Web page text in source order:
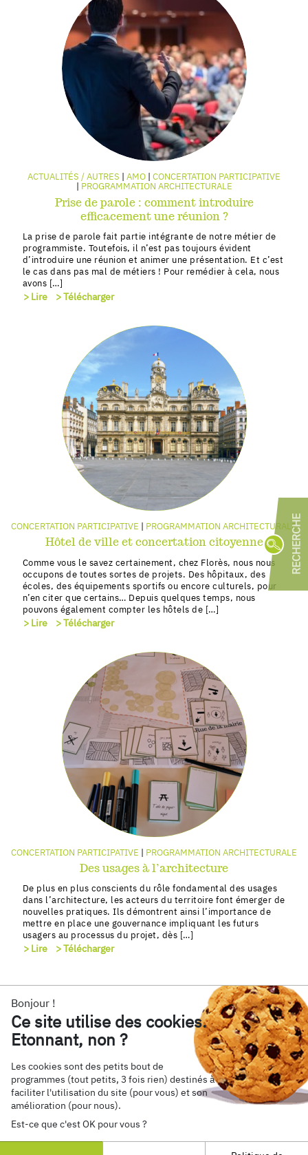
ACTUALITÉS / AUTRES AMO CONCERTATION PARTICIPATIVE
PROGRAMMATION ARCHITECTURALE
Prise de parole : comment introduire
efficacement une réunion ?
La prise de parole fait partie intégrante de notre métier de
programmiste. Toutefois, il n’est pas toujours évident
d’introduire une réunion et animer une présentation. Et c’est
le cas dans pas mal de métiers ! Pour remédier à cela, nous
avons […]
> Lire > Télécharger
CONCERTATION PARTICIPATIVE PROGRAMMATION ARCHITECTURALE
Hôtel de ville et concertation citoyenne
Comme vous le savez certainement, chez Florès, nous nous
occupons de toutes sortes de projets. Des hôpitaux, des
écoles, des équipements sportifs ou encore culturels, pour
n’en citer que certains… Depuis quelques temps, nous
pouvons également compter les hôtels de […]
> Lire > Télécharger
CONCERTATION PARTICIPATIVE PROGRAMMATION ARCHITECTURALE
Des usages à l’architecture
De plus en plus conscients du rôle fondamental des usages
dans l’architecture, les acteurs du territoire font émerger de
nouvelles pratiques. Ils démontrent ainsi l’importance de
mettre en place une gouvernance impliquant les futurs
usagers au processus du projet, dès […]
> Lire > Télécharger
Retrouvez nous sur
Bonjour !
Ce site utilise des cookies.
Etonnant, non ?
Les cookies sont des petits bout de
programmes (tout petits, 3 fois rien) destinés à
faciliter l'utilisation du site (pour vous) et son
amélioration (pour nous).
Est-ce que c'est OK pour vous ?